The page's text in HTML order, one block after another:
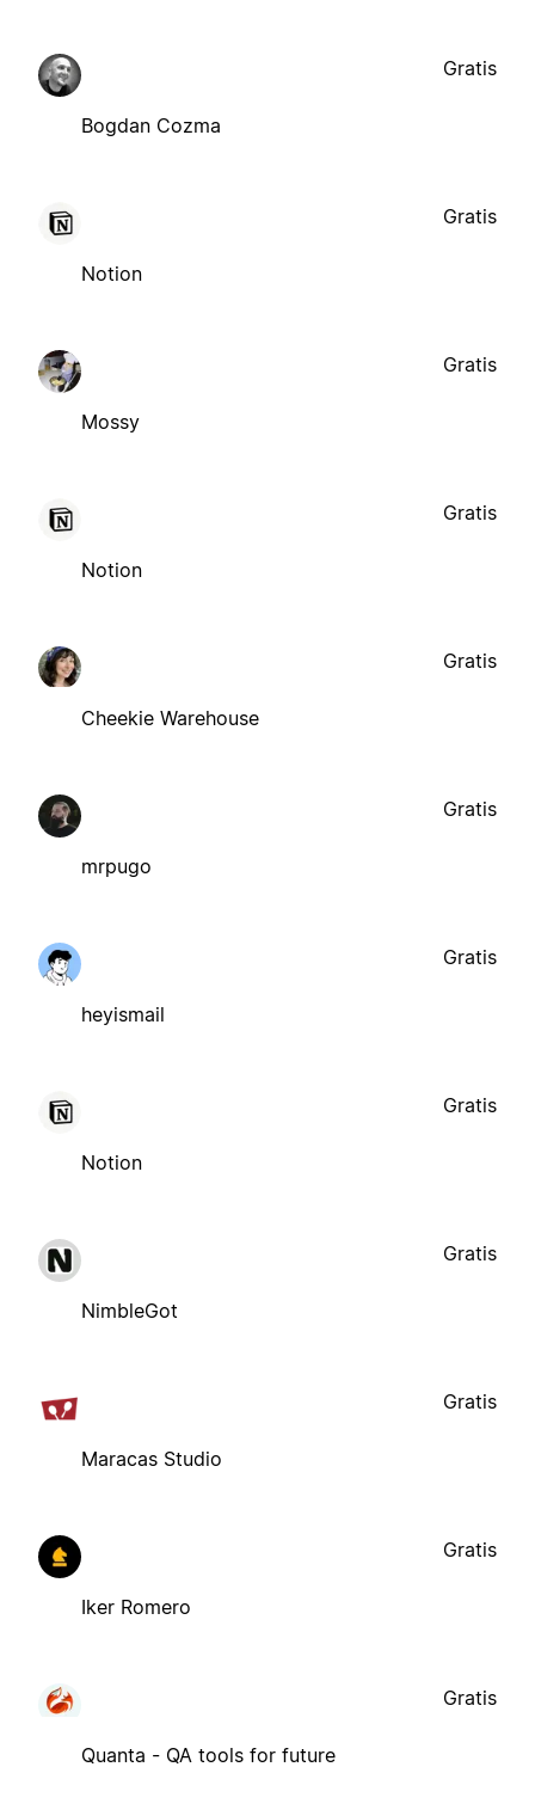
Bogdan Cozma
Gratis
Notion
Gratis
Mossy
Gratis
Notion
Gratis
Cheekie Warehouse
Gratis
mrpugo
Gratis
heyismail
Gratis
Notion
Gratis
NimbleGot
Gratis
Maracas Studio
Gratis
Iker Romero
Gratis
Quanta - QA tools for future
Gratis